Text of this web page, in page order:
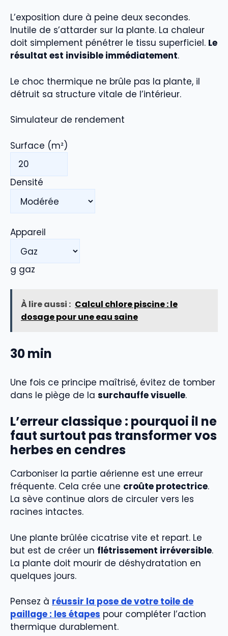
L’exposition dure à peine deux secondes.
Inutile de s’attarder sur la plante. La chaleur
doit simplement pénétrer le tissu superficiel. Le
résultat est invisible immédiatement.
Le choc thermique ne brûle pas la plante, il
détruit sa structure vitale de l’intérieur.
Simulateur de rendement
Surface (m²)
Densité
Appareil
g gaz
À lire aussi : Calcul chlore piscine : le
dosage pour une eau saine
30min
Une fois ce principe maîtrisé, évitez de tomber
dans le piège de la surchauffe visuelle.
L’erreur classique : pourquoi il ne
faut surtout pas transformer vos
herbes en cendres
Carboniser la partie aérienne est une erreur
fréquente. Cela crée une croûte protectrice.
La sève continue alors de circuler vers les
racines intactes.
Une plante brûlée cicatrise vite et repart. Le
but est de créer un flétrissement irréversible.
La plante doit mourir de déshydratation en
quelques jours.
Pensez à réussir la pose de votre toile de
paillage : les étapes pour compléter l’action
thermique durablement.